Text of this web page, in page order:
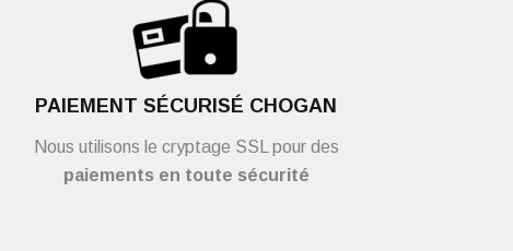
PAIEMENT SÉCURISÉ CHOGAN
Nous utilisons le cryptage SSL pour des
paiements en toute sécurité